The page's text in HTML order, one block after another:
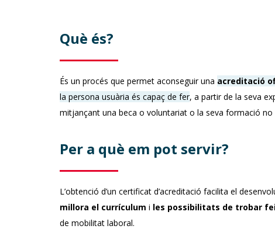
Què és?
És un procés que permet aconseguir una acreditació
la persona usuària és capaç de fer, a partir de la seva
mitjançant una beca o voluntariat o la seva formació
Per a què em pot servir?
L’obtenció d’un certificat d’acreditació facilita el
millora el currículum i les possibilitats de trobar
de mobilitat laboral.